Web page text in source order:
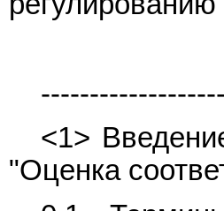
<1>
"Оценка